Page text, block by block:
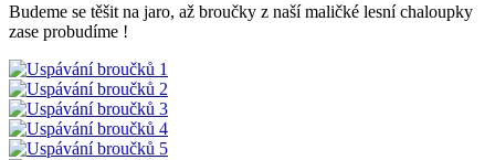
Budeme se těšit na jaro, až broučky z naší maličké lesní chaloupky
zase probudíme !